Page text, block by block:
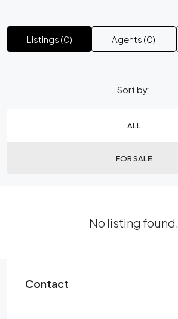
Listings (0) Agents (0)
ALL
FOR SALE
Sort by:
No listing found.
Contact